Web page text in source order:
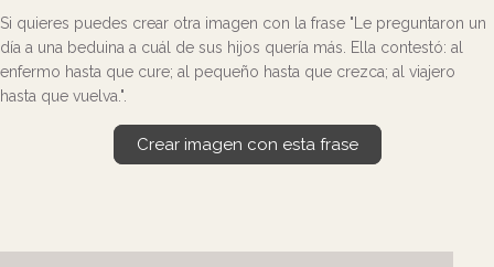
Si quieres puedes crear otra imagen con la frase "Le preguntaron un
día a una beduina a cuál de sus hijos quería más. Ella contestó: al
enfermo hasta que cure; al pequeño hasta que crezca; al viajero
hasta que vuelva.".
Crear imagen con esta frase